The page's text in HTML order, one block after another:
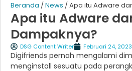
Beranda / News / Apa itu Adware
Apa itu Adware
Dampaknya?
DSG Content Writer Februari 24, 2023
Digifriends pernah mengalami
menginstall sesuatu pada